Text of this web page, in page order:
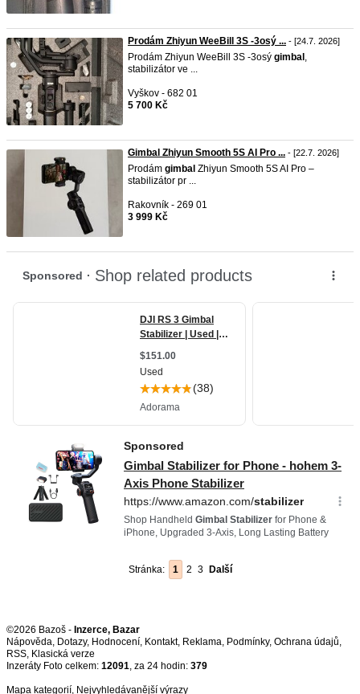
Prodám Zhiyun WeeBill 3S -3osý ... - [24.7. 2026]
Prodám Zhiyun WeeBill 3S -3osý gimbal ,
stabilizátor ve ...
Vyškov - 682 01
5 700 Kč
Gimbal Zhiyun Smooth 5S AI Pro ... - [22.7. 2026]
Prodám gimbal Zhiyun Smooth 5S AI Pro –
stabilizátor pr ...
Rakovník - 269 01
3 999 Kč
Stránka: 1 2 3 Další
©2026 Bazoš - Inzerce, Bazar
Nápověda, Dotazy, Hodnocení, Kontakt, Reklama, Podmínky, Ochrana údajů,
RSS,
Inzeráty Foto celkem: 12091, za 24 hodin: 379
Mapa kategorií, Nejvyhledávanější výrazy